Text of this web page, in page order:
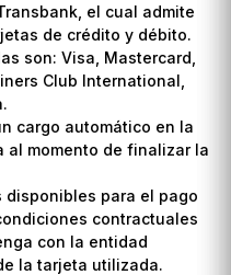
el cual admite
de crédito y débito.
son: Visa, Mastercard,
Club International,
cargo automático en la
al momento de finalizar la
disponibles para el pago
contractuales
con la entidad
la tarjeta utilizada.